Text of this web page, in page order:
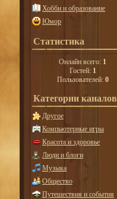
Хобби и образование
Юмор
Статистика
Онлайн всего: 1
Гостей: 1
Пользователей: 0
Категории каналов
Другое
Компьютерные игры
Красота и здоровье
Люди и блоги
Музыка
Общество
Путешествия и события